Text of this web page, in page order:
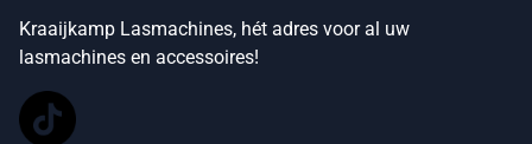
Kraaijkamp Lasmachines, hét adres voor al uw
lasmachines en accessoires!